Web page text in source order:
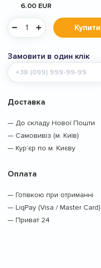
6.00 EUR
Купити
Замовити в один клік
Мобільний
телефон
Доставка
— До складу Нової Пошти
— Самовивіз (м. Київ)
— Кур’єр по м. Києву
Оплата
— Готівкою при отриманні
— LiqPay (Visa / Master Card)
— Приват 24